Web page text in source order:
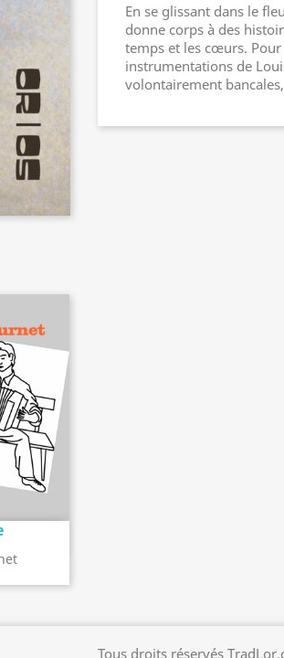
En se glissant dans le
donne corps à des
temps et les cœurs.
instrumentations de
volontairement
Tous droits réservés